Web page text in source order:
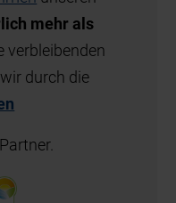
mehr als
verbleibenden
durch die